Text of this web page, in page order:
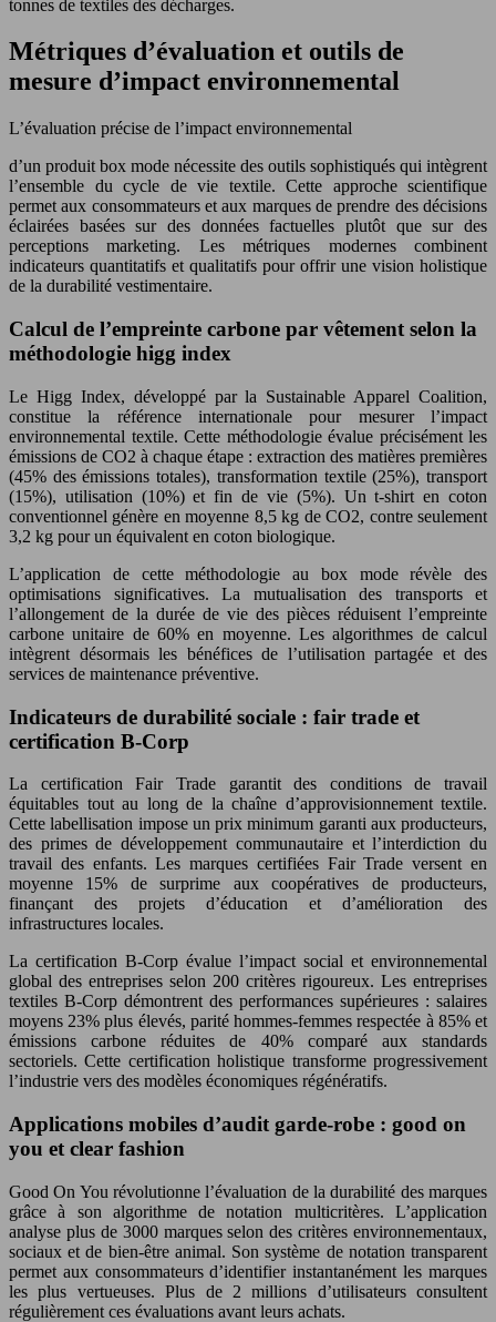
tonnes de textiles des décharges.
Métriques d’évaluation et outils de
mesure d’impact environnemental
L’évaluation précise de l’impact environnemental
d’un produit box mode nécessite des outils sophistiqués qui intègrent
l’ensemble du cycle de vie textile. Cette approche scientifique
permet aux consommateurs et aux marques de prendre des décisions
éclairées basées sur des données factuelles plutôt que sur des
perceptions marketing. Les métriques modernes combinent
indicateurs quantitatifs et qualitatifs pour offrir une vision holistique
de la durabilité vestimentaire.
Calcul de l’empreinte carbone par vêtement selon la
méthodologie higg index
Le Higg Index, développé par la Sustainable Apparel Coalition,
constitue la référence internationale pour mesurer l’impact
environnemental textile. Cette méthodologie évalue précisément les
émissions de CO2 à chaque étape : extraction des matières premières
(45% des émissions totales), transformation textile (25%), transport
(15%), utilisation (10%) et fin de vie (5%). Un t-shirt en coton
conventionnel génère en moyenne 8,5 kg de CO2, contre seulement
3,2 kg pour un équivalent en coton biologique.
L’application de cette méthodologie au box mode révèle des
optimisations significatives. La mutualisation des transports et
l’allongement de la durée de vie des pièces réduisent l’empreinte
carbone unitaire de 60% en moyenne. Les algorithmes de calcul
intègrent désormais les bénéfices de l’utilisation partagée et des
services de maintenance préventive.
Indicateurs de durabilité sociale : fair trade et
certification B-Corp
La certification Fair Trade garantit des conditions de travail
équitables tout au long de la chaîne d’approvisionnement textile.
Cette labellisation impose un prix minimum garanti aux producteurs,
des primes de développement communautaire et l’interdiction du
travail des enfants. Les marques certifiées Fair Trade versent en
moyenne 15% de surprime aux coopératives de producteurs,
finançant des projets d’éducation et d’amélioration des
infrastructures locales.
La certification B-Corp évalue l’impact social et environnemental
global des entreprises selon 200 critères rigoureux. Les entreprises
textiles B-Corp démontrent des performances supérieures : salaires
moyens 23% plus élevés, parité hommes-femmes respectée à 85% et
émissions carbone réduites de 40% comparé aux standards
sectoriels. Cette certification holistique transforme progressivement
l’industrie vers des modèles économiques régénératifs.
Applications mobiles d’audit garde-robe : good on
you et clear fashion
Good On You révolutionne l’évaluation de la durabilité des marques
grâce à son algorithme de notation multicritères. L’application
analyse plus de 3000 marques selon des critères environnementaux,
sociaux et de bien-être animal. Son système de notation transparent
permet aux consommateurs d’identifier instantanément les marques
les plus vertueuses. Plus de 2 millions d’utilisateurs consultent
régulièrement ces évaluations avant leurs achats.